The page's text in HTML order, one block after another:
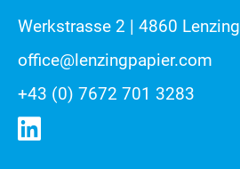
Werkstrasse 2 | 4860 Lenzing
office@lenzingpapier.com
+43 (0) 7672 701 3283